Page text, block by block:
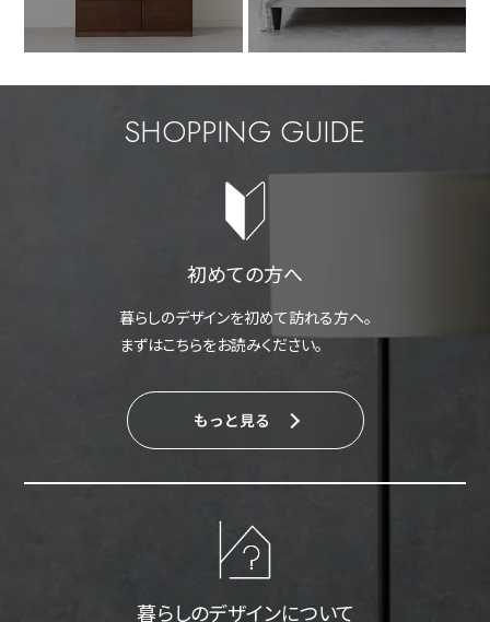
SHOPPING GUIDE
初めての方へ
暮らしのデザインを初めて訪れる方へ。
まずはこちらをお読みください。
もっと見る
暮らしのデザインについて